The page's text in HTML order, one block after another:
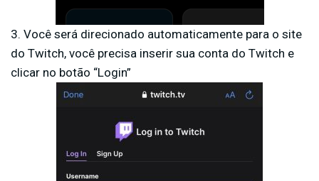
3. Você será direcionado automaticamente para o site
do Twitch, você precisa inserir sua conta do Twitch e
clicar no botão “Login”